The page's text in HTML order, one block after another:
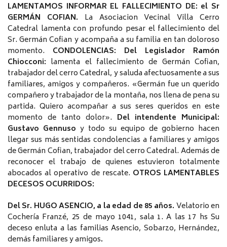
LAMENTAMOS INFORMAR EL FALLECIMIENTO DE: el Sr
GERMÁN COFIAN. La Asociacion Vecinal Villa Cerro
Catedral lamenta con profundo pesar el fallecimiento del
Sr. Germán Cofian y acompaña a su familia en tan doloroso
momento. CONDOLENCIAS:
Del Legislador Ramón
Chiocconi: lamenta el fallecimiento de Germán Cofian,
trabajador del cerro Catedral, y saluda afectuosamente a sus
familiares, amigos y compañeros. «Germán fue un querido
compañero y trabajador de la montaña, nos llena de pena su
partida. Quiero acompañar a sus seres queridos en este
momento de tanto dolor». Del intendente Municipal:
Gustavo Gennuso y todo su equipo de gobierno hacen
llegar sus más sentidas condolencias a familiares y amigos
de Germán Cofian, trabajador del cerro Catedral. Además de
reconocer el trabajo de quienes estuvieron totalmente
abocados al operativo de rescate. OTROS LAMENTABLES
DECESOS OCURRIDOS:
Del Sr. HUGO ASENCIO, a la edad de 85 años. Velatorio en
Cochería Franzé, 25 de mayo 1041, sala 1. A las 17 hs Su
deceso enluta a las familias Asencio, Sobarzo, Hernández,
demás familiares y amigos.